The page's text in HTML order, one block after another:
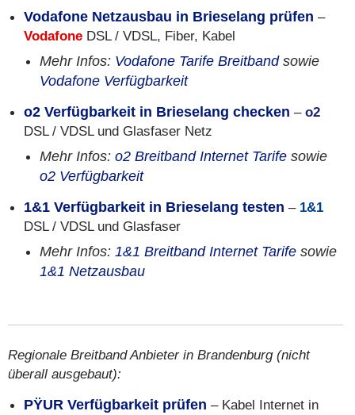
Vodafone Netzausbau in Brieselang prüfen –
Vodafone DSL / VDSL, Fiber, Kabel
Mehr Infos: Vodafone Tarife Breitbandsowie
Vodafone Verfügbarkeit
o2 Verfügbarkeit in Brieselang checken – o2
DSL / VDSL und Glasfaser Netz
Mehr Infos: o2 Breitband Internet Tarife sowie
o2 Verfügbarkeit
1&1 Verfügbarkeit in Brieselang testen – 1&1
DSL / VDSL und Glasfaser
Mehr Infos: 1&1 Breitband Internet Tarife sowie
1&1 Netzausbau
Regionale Breitband Anbieter in Brandenburg (nicht
überall ausgebaut):
PŸUR Verfügbarkeit prüfen – Kabel Internet in